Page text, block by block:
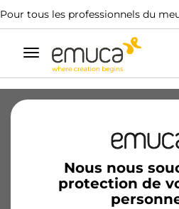
Pour tous les professionnels du
Alterner
navigation
Nous nous
protection de
Cuisine
Poignées Pieds